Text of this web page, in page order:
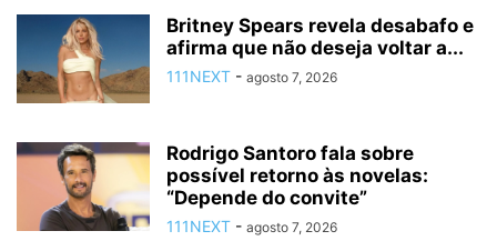
Britney Spears revela desabafo e
afirma que não deseja voltar a...
111NEXT - agosto 7, 2026
Rodrigo Santoro fala sobre
possível retorno às novelas:
“Depende do convite”
111NEXT - agosto 7, 2026